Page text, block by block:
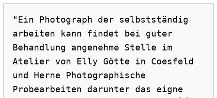
"Ein Photograph der selbstständig
arbeiten kann findet bei guter
Behandlung angenehme Stelle im
Atelier von Elly Götte in Coesfeld
und Herne Photographische
Probearbeiten darunter das eigne